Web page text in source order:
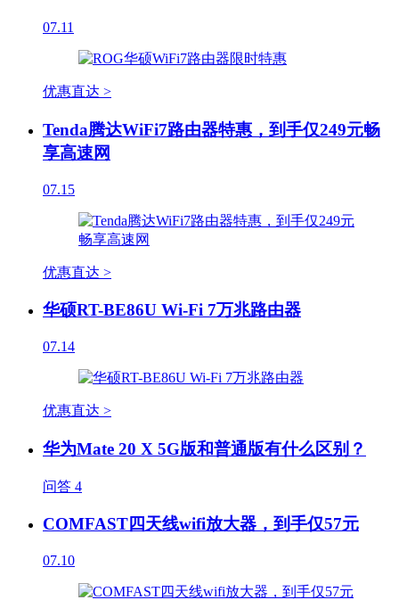
07.11
优惠直达 >
Tenda腾达WiFi7路由器特惠，到手仅249元畅
享高速网
07.15
优惠直达 >
华硕RT-BE86U Wi-Fi 7万兆路由器
07.14
优惠直达 >
华为Mate 20 X 5G版和普通版有什么区别？
问答 4
COMFAST四天线wifi放大器，到手仅57元
07.10